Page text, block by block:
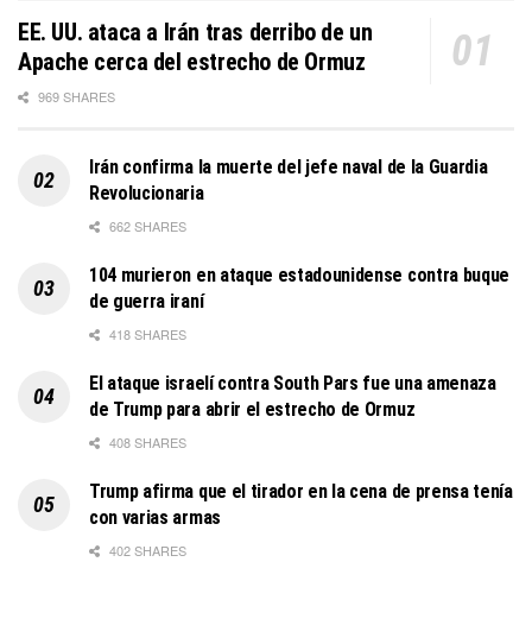
EE. UU. ataca a Irán tras derribo de un
Apache cerca del estrecho de Ormuz
969 SHARES
Irán confirma la muerte del jefe naval de la Guardia
Revolucionaria
662 SHARES
104 murieron en ataque estadounidense contra buque
de guerra iraní
418 SHARES
El ataque israelí contra South Pars fue una amenaza
de Trump para abrir el estrecho de Ormuz
408 SHARES
Trump afirma que el tirador en la cena de prensa tenía
con varias armas
402 SHARES